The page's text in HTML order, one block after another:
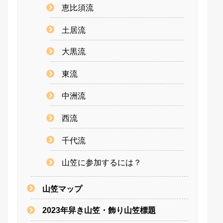
恵比須流
土居流
大黒流
東流
中洲流
西流
千代流
山笠に参加するには？
山笠マップ
2023年舁き山笠・飾り山笠標題